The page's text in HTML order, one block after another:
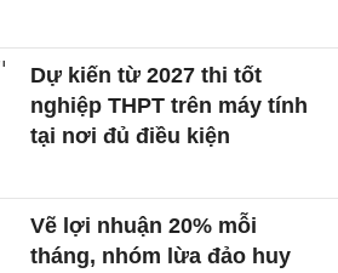
Dự kiến từ 2027 thi tốt
nghiệp THPT trên máy tính
tại nơi đủ điều kiện
Vẽ lợi nhuận 20% mỗi
tháng, nhóm lừa đảo huy